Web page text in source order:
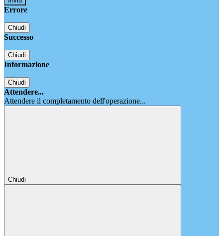
Errore
Chiudi
Successo
Chiudi
Informazione
Chiudi
Attendere...
Attendere il completamento dell'operazione...
Chiudi